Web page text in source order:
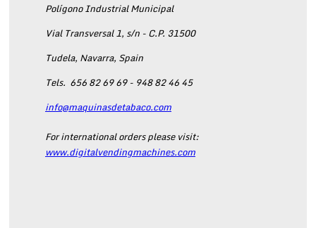
Polígono Industrial Municipal
Vial Transversal 1, s/n - C.P. 31500
Tudela, Navarra, Spain
Tels. 656 82 69 69 - 948 82 46 45
info@maquinasdetabaco.com
For international orders please visit:
www.digitalvendingmachines.com